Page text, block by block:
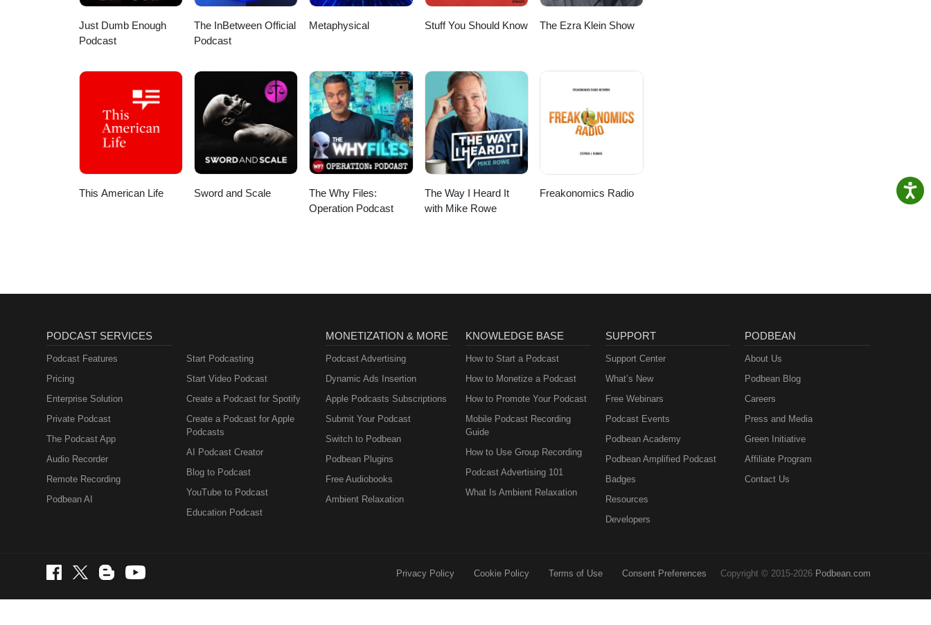
Just Dumb Enough
Podcast
The InBetween Official
Podcast
Metaphysical Stuff You Should Know The Ezra Klein Show
This American Life Sword and Scale
The Why Files:
Operation Podcast
The Way I Heard It
with Mike Rowe
Freakonomics Radio
PODCAST SERVICES
Podcast Features
Pricing
Enterprise Solution
Private Podcast
The Podcast App
Audio Recorder
Remote Recording
Podbean AI
Start Podcasting
Start Video Podcast
Create a Podcast for Spotify
Create a Podcast for Apple
Podcasts
AI Podcast Creator
Blog to Podcast
YouTube to Podcast
Education Podcast
MONETIZATION & MORE
Podcast Advertising
Dynamic Ads Insertion
Apple Podcasts Subscriptions
Submit Your Podcast
Switch to Podbean
Podbean Plugins
Free Audiobooks
Ambient Relaxation
KNOWLEDGE BASE
How to Start a Podcast
How to Monetize a Podcast
How to Promote Your Podcast
Mobile Podcast Recording
Guide
How to Use Group Recording
Podcast Advertising 101
What Is Ambient Relaxation
SUPPORT
Support Center
What’s New
Free Webinars
Podcast Events
Podbean Academy
Podbean Amplified Podcast
Badges
Resources
Developers
PODBEAN
About Us
Podbean Blog
Careers
Press and Media
Green Initiative
Affiliate Program
Contact Us
Privacy Policy Cookie Policy Terms of Use Consent Preferences Copyright © 2015-2026 Podbean.com